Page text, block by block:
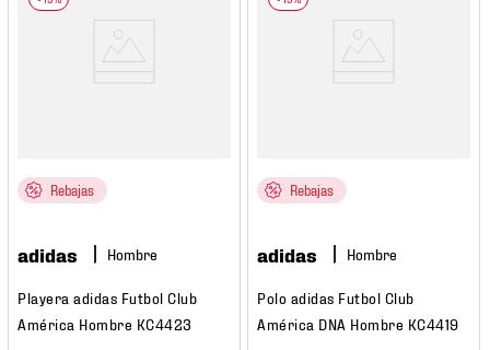
Rebajas
adidas Hombre
Playera adidas Futbol Club
América Hombre KC4423
Rebajas
adidas Hombre
Polo adidas Futbol Club
América DNA Hombre KC4419